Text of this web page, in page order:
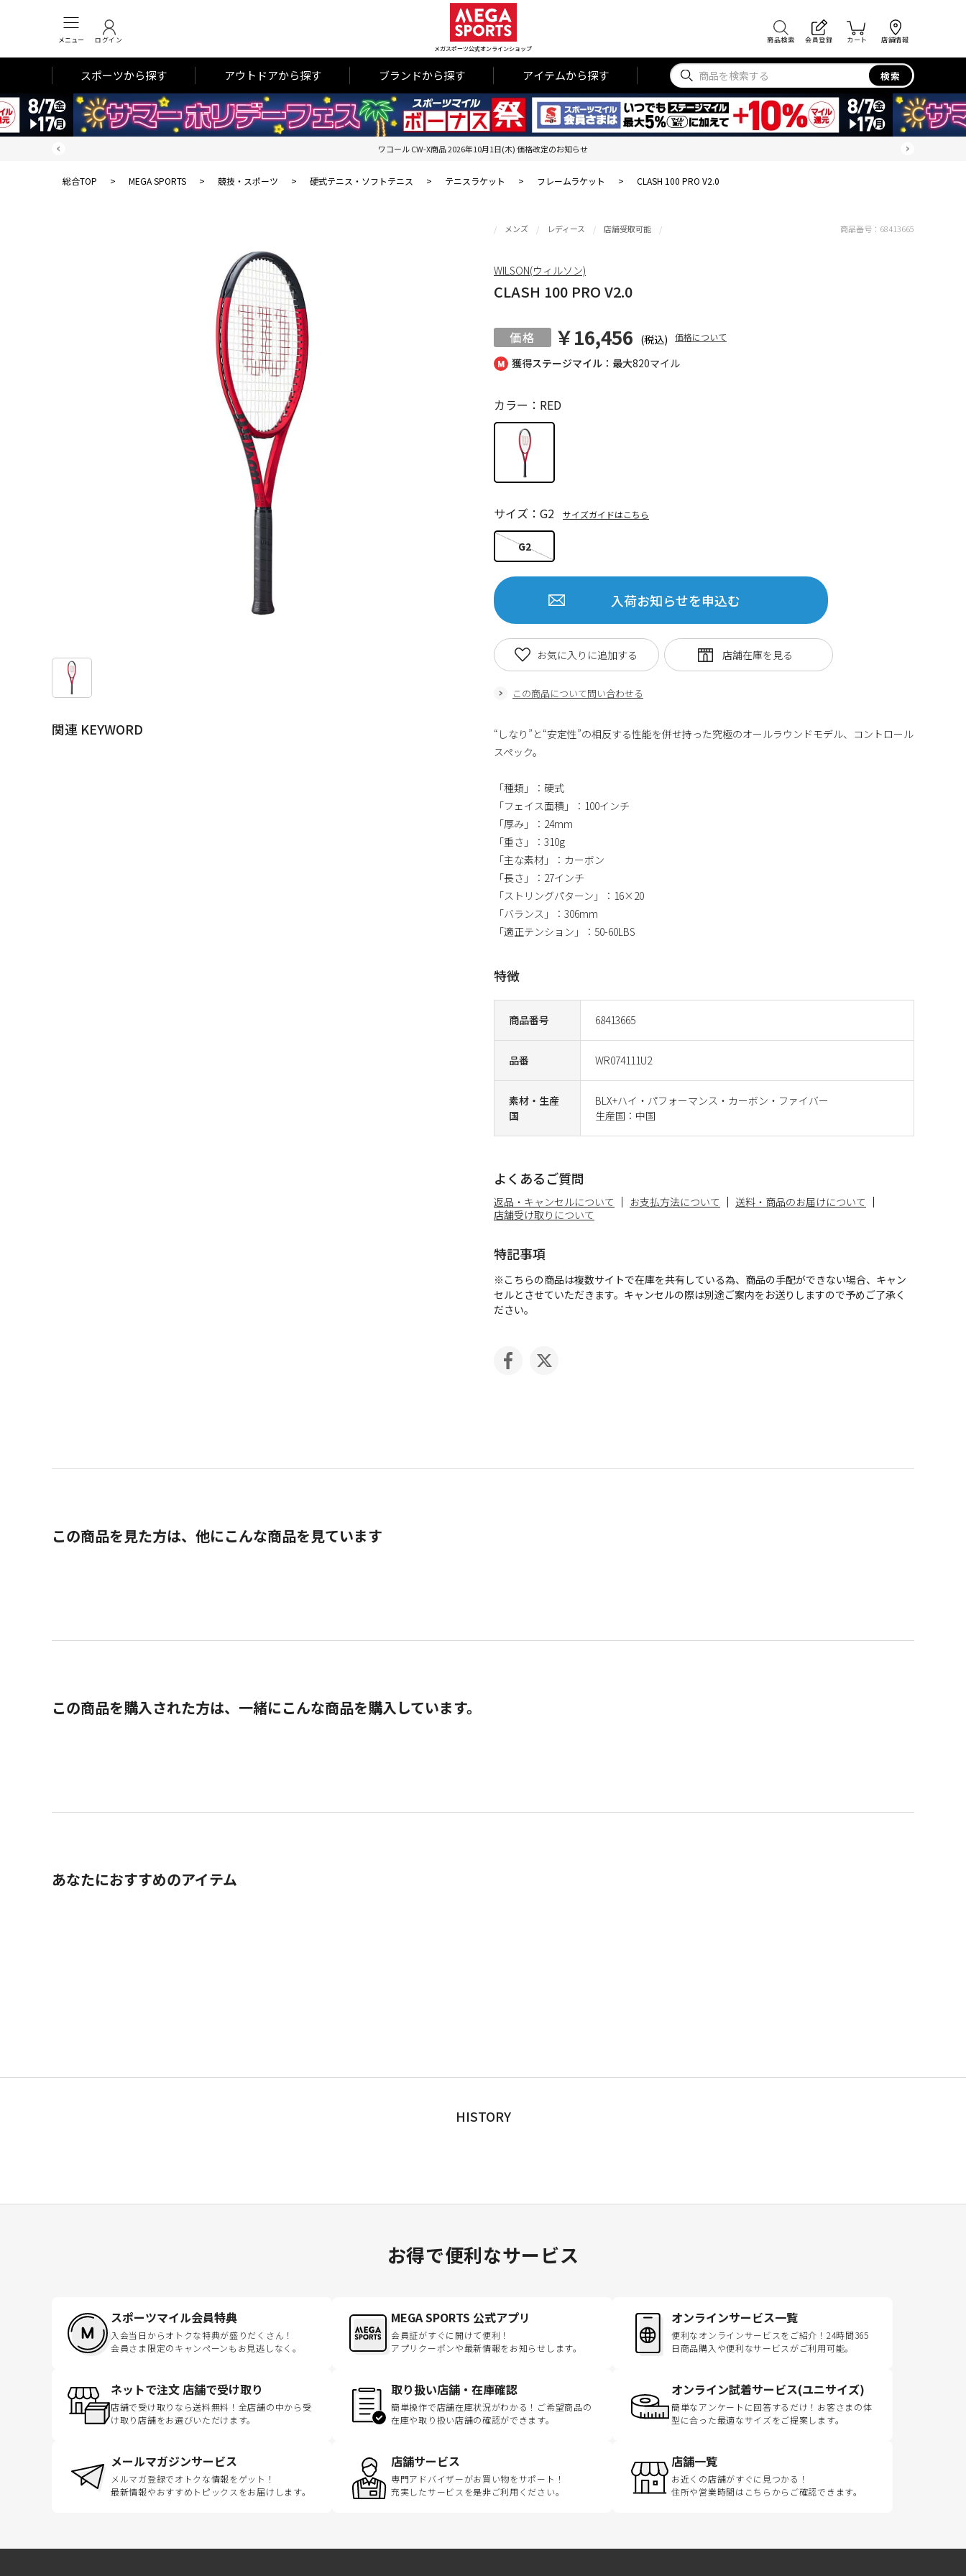
メニュー ログイン
メガスポーツ公式オンラインショップ
商品検索 会員登録 カート 店舗情報
スポーツから探す アウトドアから探す ブランドから探す アイテムから探す 検索
ワコール CW-X商品 2026年10月1日(木) 価格改定のお知らせ
総合TOP > MEGA SPORTS > 競技・スポーツ > 硬式テニス・ソフトテニス > テニスラケット > フレームラケット > CLASH 100 PRO V2.0
関連 KEYWORD
獲得ステージマイル：最大820マイル
メンズ レディース 店舗受取可能
CLASH 100 PRO V2.0
￥16,456 (税込) 価格について
商品番号 68413665
品番 WR074111U2
素材・生産
国
BLX+ハイ・パフォーマンス・カーボン・ファイバー
生産国：中国
カラー：RED
G2
サイズ：G2 サイズガイドはこちら
入荷お知らせを申込む
この商品について問い合わせる
お気に入りに追加する
商品番号： 68413665
WILSON(ウィルソン)
“しなり”と“安定性”の相反する性能を併せ持った究極のオールラウンドモデル、コントロール
スペック。
「種類」：硬式
「フェイス面積」：100インチ
「厚み」：24mm
「重さ」：310g
「主な素材」：カーボン
「長さ」：27インチ
「ストリングパターン」：16×20
「バランス」：306mm
「適正テンション」：50-60LBS
特徴
よくあるご質問
返品・キャンセルについて お支払方法について
送料・商品のお届けについて
店舗受け取りについて
特記事項
※こちらの商品は複数サイトで在庫を共有している為、商品の手配ができない場合、キャン
セルとさせていただきます。キャンセルの際は別途ご案内をお送りしますので予めご了承く
ださい。
この商品を見た方は、他にこんな商品を見ています
この商品を購入された方は、一緒にこんな商品を購入しています。
あなたにおすすめのアイテム
HISTORY
お得で便利なサービス
スポーツマイル会員特典
入会当日からオトクな特典が盛りだくさん！
会員さま限定のキャンペーンもお見逃しなく。
MEGA SPORTS 公式アプリ
会員証がすぐに開けて便利！
アプリクーポンや最新情報をお知らせします。
オンラインサービス一覧
便利なオンラインサービスをご紹介！24時間365
日商品購入や便利なサービスがご利用可能。
ネットで注文 店舗で受け取り
店舗で受け取りなら送料無料！全店舗の中から受
け取り店舗をお選びいただけます。
取り扱い店舗・在庫確認
簡単操作で店舗在庫状況がわかる！ご希望商品の
在庫や取り扱い店舗の確認ができます。
オンライン試着サービス(ユニサイズ)
簡単なアンケートに回答するだけ！お客さまの体
型に合った最適なサイズをご提案します。
メールマガジンサービス
メルマガ登録でオトクな情報をゲット！
最新情報やおすすめトピックスをお届けします。
店舗サービス
専門アドバイザーがお買い物をサポート！
充実したサービスを是非ご利用ください。
店舗一覧
お近くの店舗がすぐに見つかる！
住所や営業時間はこちらからご確認できます。